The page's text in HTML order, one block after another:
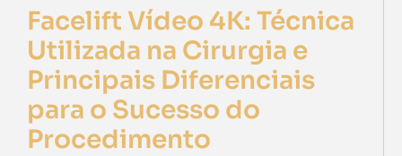
Facelift Vídeo 4K: Técnica
Utilizada na Cirurgia e
Principais Diferenciais
para o Sucesso do
Procedimento